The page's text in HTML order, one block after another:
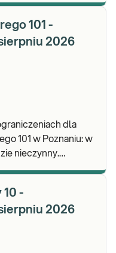
101 -
2026
dla
101 w Poznaniu: w
nieczynny.
10 -
2026